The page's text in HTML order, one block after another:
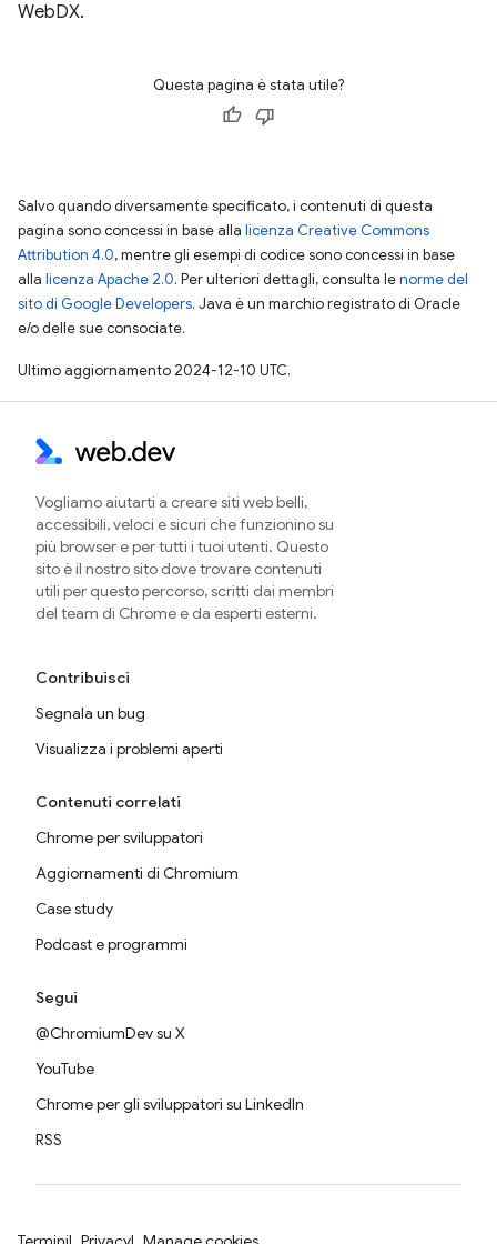
WebDX.
Questa pagina è stata utile?
Salvo quando diversamente specificato, i contenuti di questa
pagina sono concessi in base alla licenza Creative Commons
Attribution 4.0, mentre gli esempi di codice sono concessi in base
alla licenza Apache 2.0. Per ulteriori dettagli, consulta lenorme del
sito di Google Developers. Java è un marchio registrato di Oracle
e/o delle sue consociate.
Ultimo aggiornamento 2024-12-10 UTC.
Vogliamo aiutarti a creare siti web belli,
accessibili, veloci e sicuri che funzionino su
più browser e per tutti i tuoi utenti. Questo
sito è il nostro sito dove trovare contenuti
utili per questo percorso, scritti dai membri
del team di Chrome e da esperti esterni.
Contribuisci
Segnala un bug
Visualizza i problemi aperti
Contenuti correlati
Chrome per sviluppatori
Aggiornamenti di Chromium
Case study
Podcast e programmi
Segui
@ChromiumDev su X
YouTube
Chrome per gli sviluppatori su LinkedIn
RSS